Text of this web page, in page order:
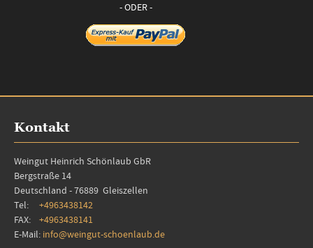
Kontakt
Weingut Heinrich Schönlaub GbR
Bergstraße 14
Deutschland - 76889 Gleiszellen
Tel: +4963438142
FAX: +4963438141
E-Mail: info@weingut-schoenlaub.de